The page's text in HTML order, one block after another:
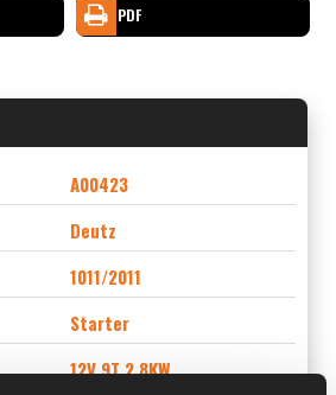
PDF
A00423
Deutz
1011/2011
Starter
12V 9T 2,8KW